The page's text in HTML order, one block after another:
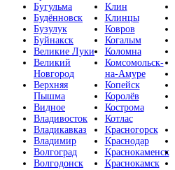
Бугульма
Будённовск
Бузулук
Буйнакск
Великие Луки
Великий
Новгород
Верхняя
Пышма
Видное
Владивосток
Владикавказ
Владимир
Волгоград
Волгодонск
Клин
Клинцы
Ковров
Когалым
Коломна
Комсомольск-
на-Амуре
Копейск
Королёв
Кострома
Котлас
Красногорск
Краснодар
Краснокаменск
Краснокамск